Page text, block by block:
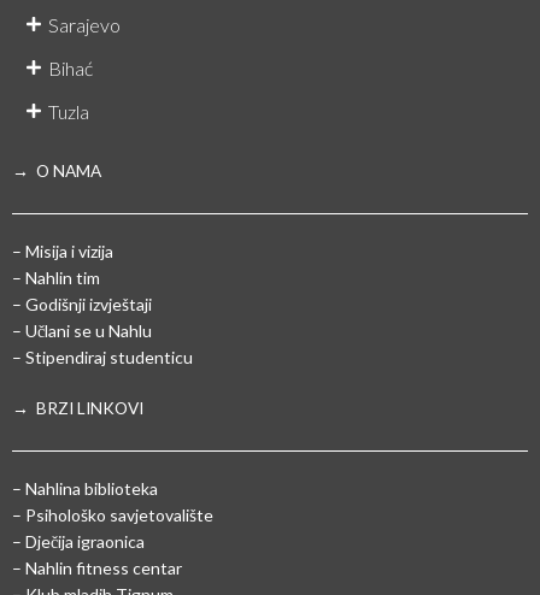
Sarajevo
Bihać
Tuzla
→ O NAMA
– Misija i vizija
– Nahlin tim
– Godišnji izvještaji
– Učlani se u Nahlu
– Stipendiraj studenticu
→ BRZI LINKOVI
– Nahlina biblioteka
– Psihološko savjetovalište
– Dječija igraonica
– Nahlin fitness centar